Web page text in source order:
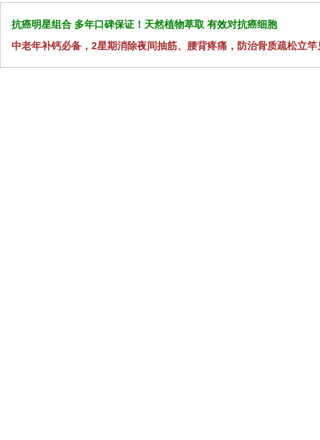
抗癌明星组合 多年口碑保证！天然植物萃取 有效对抗癌细胞
中老年补钙必备，2星期消除夜间抽筋、腰背疼痛，防治骨质疏松立竿